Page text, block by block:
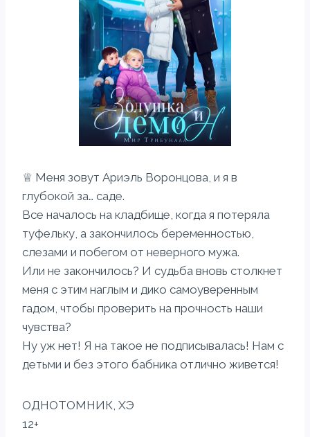
♕ Меня зовут Ариэль Воронцова, и я в
глубокой за… саде.
Все началось на кладбище, когда я потеряла
туфельку, а закончилось беременностью,
слезами и побегом от неверного мужа.
Или не закончилось? И судьба вновь столкнет
меня с этим наглым и дико самоуверенным
гадом, чтобы проверить на прочность наши
чувства?
Ну уж нет! Я на такое не подписывалась! Нам с
детьми и без этого бабника отлично живется!
ОДНОТОМНИК, ХЭ
12+